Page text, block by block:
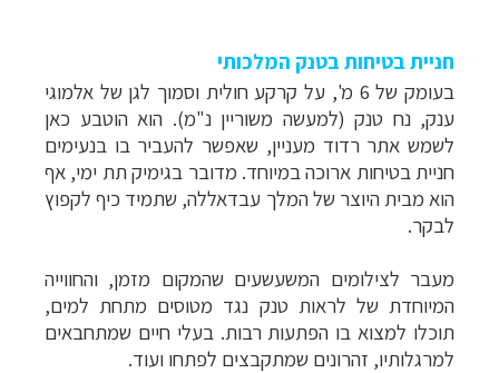
חניית בטיחות בטנק המלכותי
בעומק של 6 מ', על קרקע חולית וסמוך לגן של אלמוגי
ענק, נח טנק (למעשה משוריין נ"מ). הוא הוטבע כאן
לשמש אתר רדוד מעניין, שאפשר להעביר בו בנעימים
חניית בטיחות ארוכה במיוחד. מדובר בגימיק תת ימי, אף
הוא מבית היוצר של המלך עבדאללה, שתמיד כיף לקפוץ
לבקר.
מעבר לצילומים המשעשעים שהמקום מזמן, והחווייה
המיוחדת של לראות טנק נגד מטוסים מתחת למים,
תוכלו למצוא בו הפתעות רבות. בעלי חיים שמתחבאים
למרגלותיו, זהרונים שמתקבצים לפתחו ועוד.